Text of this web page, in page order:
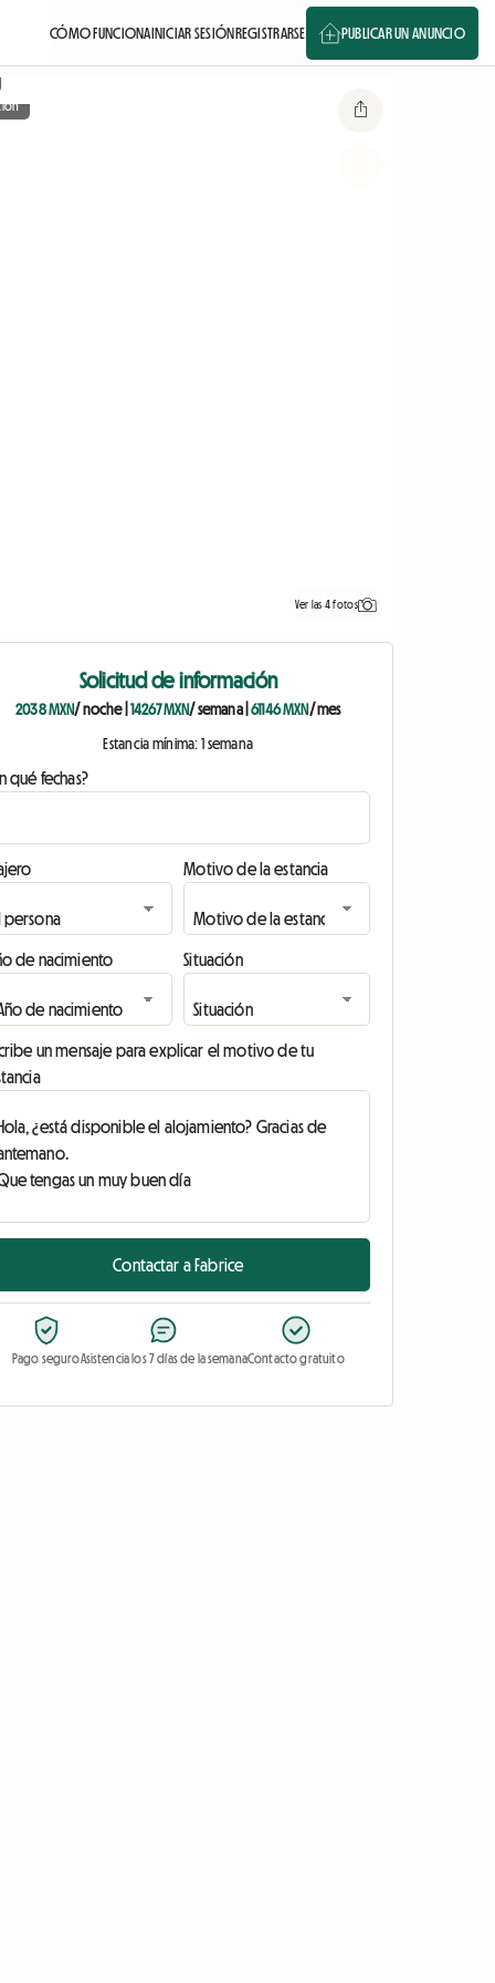
CÓMO FUNCIONAINICIAR SESIÓNREGISTRARSE PUBLICAR UN ANUNCIO
Ver las 4 fotos
Solicitud de información
2038 MXN/ noche| 14267 MXN/ semana|61146 MXN / mes
Estancia mínima: 1 semana
qué fechas?
Motivo de la estancia
de nacimiento Situación
un mensaje para explicar el motivo de tu
Contactar a Fabrice
Pago seguroAsistencia los 7 días de la semanaContacto gratuito